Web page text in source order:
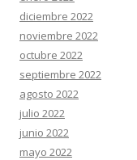
diciembre 2022
noviembre 2022
octubre 2022
septiembre 2022
agosto 2022
julio 2022
junio 2022
mayo 2022